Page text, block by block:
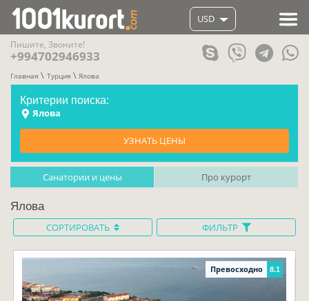
USD
Пишите, Звоните!
+994702946933
Главная Турция Ялова
Критерии поиска:
Ялова
УЗНАТЬ ЦЕНЫ
Санатории и цены Про курорт
Ялова
СОРТИРОВАТЬ ФИЛЬТР
Превосходно 8.1